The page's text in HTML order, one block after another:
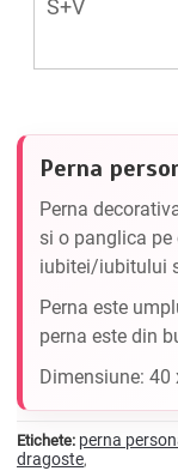
Perna
Perna
si o panglica pe
iubitei/iubitului
Perna este
perna este din
Dimensiune: 40
Etichete: perna
dragoste,